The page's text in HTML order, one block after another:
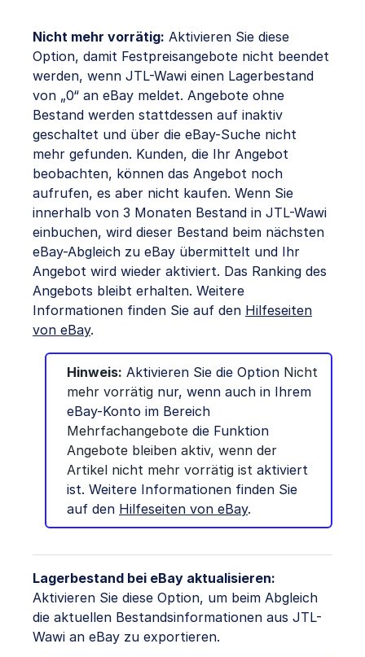
Nicht mehr vorrätig: Aktivieren Sie diese
Option, damit Festpreisangebote nicht beendet
werden, wenn JTL-Wawi einen Lagerbestand
von „0“ an eBay meldet. Angebote ohne
Bestand werden stattdessen auf inaktiv
geschaltet und über die eBay-Suche nicht
mehr gefunden. Kunden, die Ihr Angebot
beobachten, können das Angebot noch
aufrufen, es aber nicht kaufen. Wenn Sie
innerhalb von 3 Monaten Bestand in JTL-Wawi
einbuchen, wird dieser Bestand beim nächsten
eBay-Abgleich zu eBay übermittelt und Ihr
Angebot wird wieder aktiviert. Das Ranking des
Angebots bleibt erhalten. Weitere
Informationen finden Sie auf den Hilfeseiten
von eBay.
Hinweis: Aktivieren Sie die Option Nicht
mehr vorrätig nur, wenn auch in Ihrem
eBay-Konto im Bereich
Mehrfachangebote die Funktion
Angebote bleiben aktiv, wenn der
Artikel nicht mehr vorrätig ist aktiviert
ist. Weitere Informationen finden Sie
auf den Hilfeseiten von eBay.
Lagerbestand bei eBay aktualisieren:
Aktivieren Sie diese Option, um beim Abgleich
die aktuellen Bestandsinformationen aus JTL-
Wawi an eBay zu exportieren.